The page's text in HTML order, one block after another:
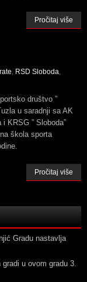
Pročitaj više
, RSD Sloboda,
društvo ”
u saradnji sa AK
i KRSG ” Sloboda”
škola sporta
Pročitaj više
Gradu nastavlja
u ovom gradu 3.